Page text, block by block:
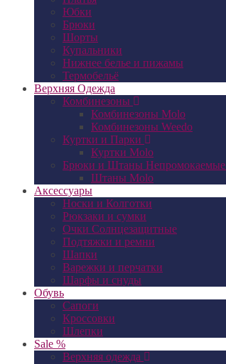
Юбки
Брюки
Шорты
Купальники
Нижнее белье и пижамы
Термобельё
Верхняя Одежда
Комбинезоны
Комбинезоны Molo
Комбинезоны Weedo
Куртки и Парки
Куртки Molo
Брюки и Штаны Непромокаемые
Штаны Molo
Аксессуары
Носки и Колготки
Рюкзаки и сумки
Очки Солнцезащитные
Подтяжки и ремни
Шапки
Варежки и перчатки
Шарфы и снуды
Обувь
Сапоги
Кроссовки
Шлепки
Sale %
Верхняя одежда